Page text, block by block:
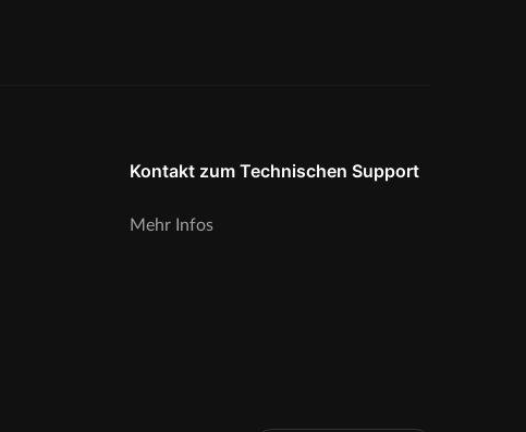
Kontakt zum Technischen Support
Mehr Infos